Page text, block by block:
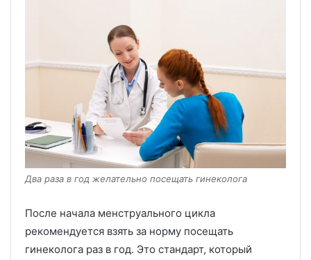
Два раза в год желательно посещать гинеколога
После начала менструального цикла
рекомендуется взять за норму посещать
гинеколога раз в год. Это стандарт, который